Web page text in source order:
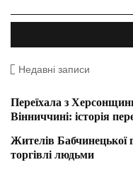
Недавні записи
Переїхала з
Вінниччині: історія
Жителів Бабчинецької
торгівлі людьми